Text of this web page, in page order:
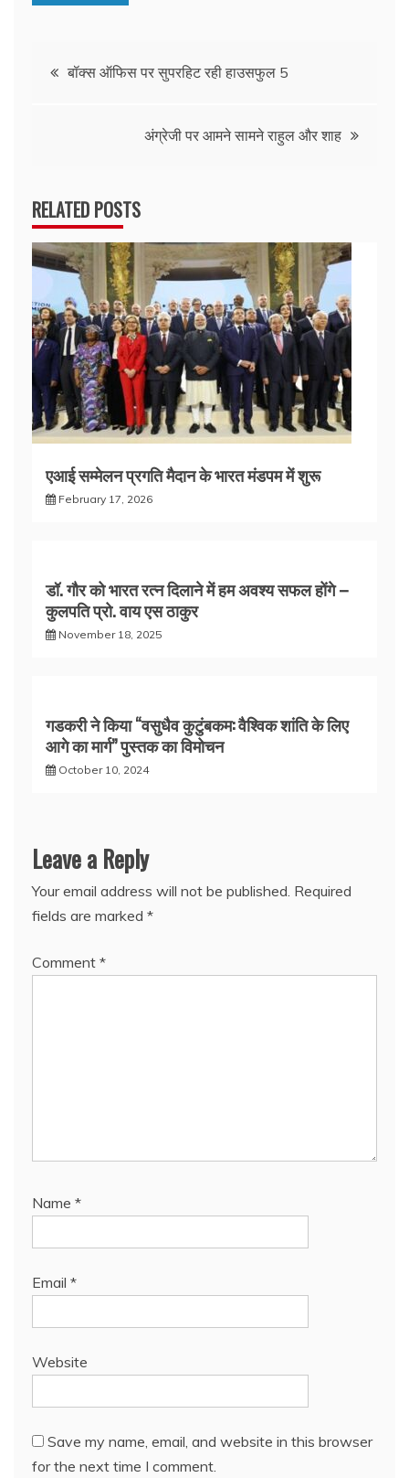
Postबॉक्स ऑफिस पर सुपरहिट रही हाउसफुल 5
अंग्रेजी पर आमने सामने राहुल और शाह
RELATED POSTS
एआई सम्मेलन प्रगति मैदान के भारत मंडपम में शुरू
February 17, 2026
डॉ. गौर को भारत रत्न दिलाने में हम अवश्य सफल होंगे –
कुलपति प्रो. वाय एस ठाकुर
November 18, 2025
गडकरी ने किया “वसुधैव कुटुंबकम: वैश्विक शांति के लिए
आगे का मार्ग” पुस्तक का विमोचन
October 10, 2024
Leave a Reply
Your email address will not be published. Required
fields are marked *
Comment *
Name *
Email *
Website
Save my name, email, and website in this browser
for the next time I comment.